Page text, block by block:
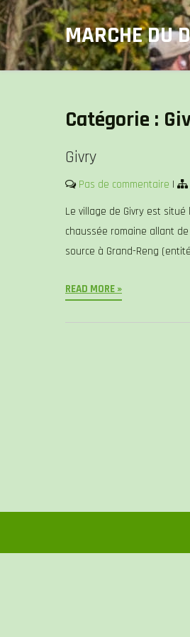
Skip
to
content
MARCHE DU
Catégorie :
Givry
Pas de commentaire |
Le village de Givry est
chaussée romaine allant
source à Grand-Reng
READ MORE »